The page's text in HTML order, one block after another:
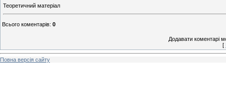
Теоретичний матеріал
Всього коментарів: 0
Додавати коментарі
[
Повна версія сайту